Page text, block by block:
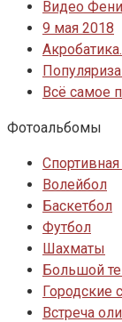
Видео
9 мая 2018
Всё самое
Фотоальбомы
Волейбол
Баскетбол
Футбол
Шахматы
Большой
Городские
Встреча